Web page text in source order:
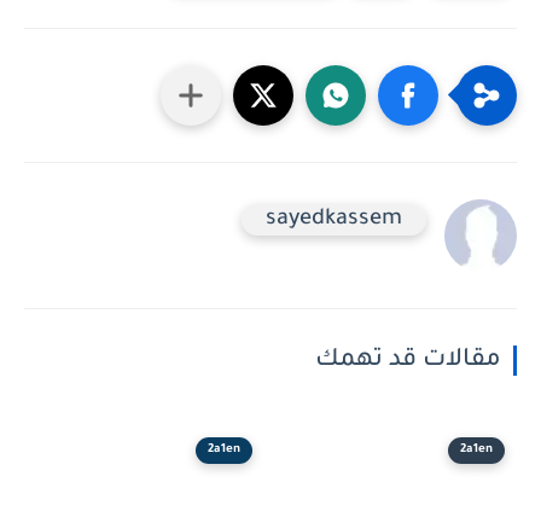
sayedkassem
مقالات قد تهمك
2a1en
2a1en